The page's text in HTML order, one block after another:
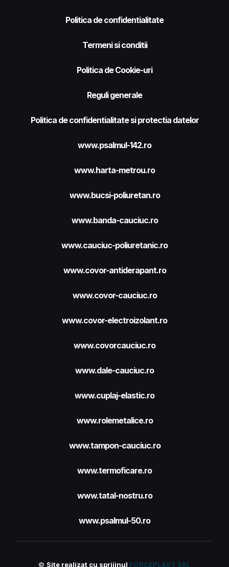
Politica de confidentialitate
Termeni si conditii
Politica de Cookie-uri
Reguli generale
Politica de confidentialitate si protectia datelor
www.psalmul-142.ro
www.harta-metrou.ro
www.bucsi-poliuretan.ro
www.banda-cauciuc.ro
www.cauciuc-poliuretanic.ro
www.covor-antiderapant.ro
www.covor-cauciuc.ro
www.covor-electroizolant.ro
www.covorcauciuc.ro
www.dale-cauciuc.ro
www.cuplaj-elastic.ro
www.rolemetalice.ro
www.tampon-cauciuc.ro
www.termoficare.ro
www.tatal-nostru.ro
www.psalmul-50.ro
© Site realizat cu sprijinul FORCEPLAST SRL